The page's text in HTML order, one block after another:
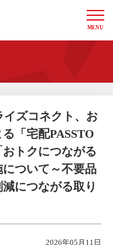
ライズ
MENU
ズコネクト、お
「宅配PASSTO
おトクにつながる
ついて～不要品
につながる取り
2026年05月11日